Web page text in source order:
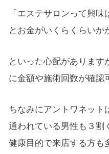
「エステサロンって興
とお金がいくらくらいか
といった心配がありま
に金額や施術回数が確認
ちなみにアントワネット
通われている男性も３割
健康目的で来店する方も